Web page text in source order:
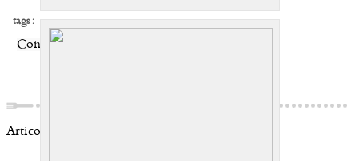
tags :
Condividi:
Articoli correlati: